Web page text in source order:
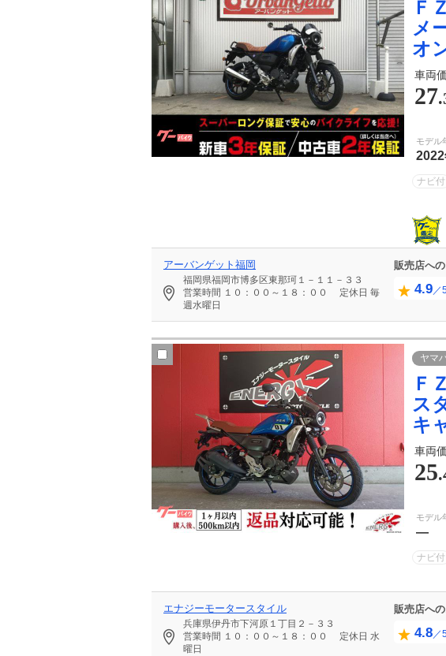
Ｆ
メ
オ
車両
27
モデル
ナビ付
アーバンゲット福岡
福岡県福岡市博多区東那珂１－１１－３３
営業時間 １０：００～１８：００ 定休日 毎
週水曜日
販売店へ
4.9
ヤマ
Ｆ
ス
キ
車両
25
モデル
―
ナビ付
エナジーモータースタイル
兵庫県伊丹市下河原１丁目２－３３
営業時間 １０：００～１８：００ 定休日 水
曜日
販売店へ
4.8